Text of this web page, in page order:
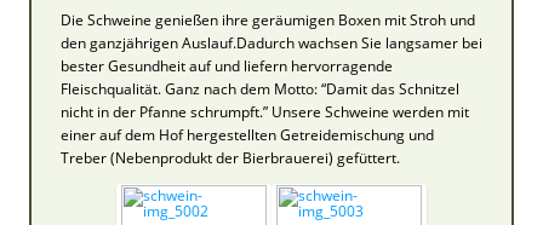
Die Schweine genießen ihre geräumigen Boxen mit Stroh und
den ganzjährigen Auslauf.Dadurch wachsen Sie langsamer bei
bester Gesundheit auf und liefern hervorragende
Fleischqualität. Ganz nach dem Motto: “Damit das Schnitzel
nicht in der Pfanne schrumpft.” Unsere Schweine werden mit
einer auf dem Hof hergestellten Getreidemischung und
Treber (Nebenprodukt der Bierbrauerei) gefüttert.